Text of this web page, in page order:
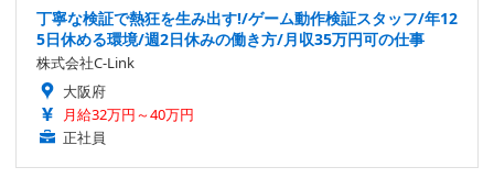
丁寧な検証で熱狂を生み出す!/ゲーム動作検証スタッフ/年12
5日休める環境/週2日休みの働き方/月収35万円可の仕事
株式会社C-Link
大阪府
月給32万円～40万円
正社員